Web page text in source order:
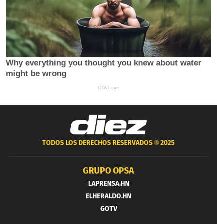
TODOS LOS DERECHOS RESERVADOS ®2025
GRUPO OPSA
LAPRENSA.HN
ELHERALDO.HN
GOTV